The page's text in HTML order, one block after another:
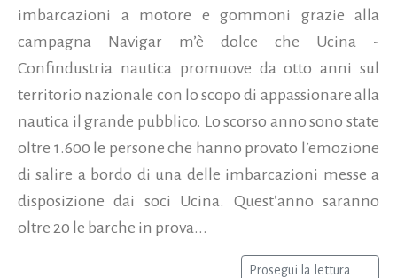
imbarcazioni a motore e gommoni grazie alla
campagna Navigar m’è dolce che Ucina -
Confindustria nautica promuove da otto anni sul
territorio nazionale con lo scopo di appassionare alla
nautica il grande pubblico. Lo scorso anno sono state
oltre 1.600 le persone che hanno provato l’emozione
di salire a bordo di una delle imbarcazioni messe a
disposizione dai soci Ucina. Quest’anno saranno
oltre 20 le barche in prova...
Prosegui la lettura